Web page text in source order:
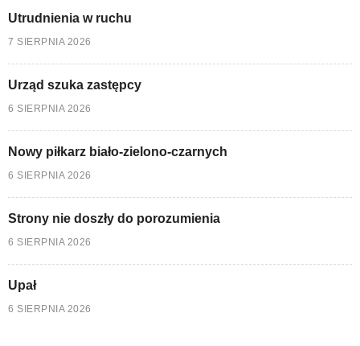
Utrudnienia w ruchu
7 SIERPNIA 2026
Urząd szuka zastępcy
6 SIERPNIA 2026
Nowy piłkarz biało-zielono-czarnych
6 SIERPNIA 2026
Strony nie doszły do porozumienia
6 SIERPNIA 2026
Upał
6 SIERPNIA 2026